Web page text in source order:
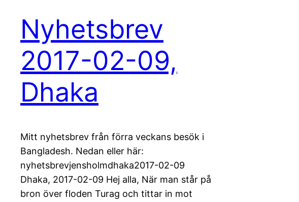
Nyhetsbrev
2017-02-09,
Dhaka
Mitt nyhetsbrev från förra veckans besök i
Bangladesh. Nedan eller här:
nyhetsbrevjensholmdhaka2017-02-09
Dhaka, 2017-02-09 Hej alla, När man står på
bron över floden Turag och tittar in mot